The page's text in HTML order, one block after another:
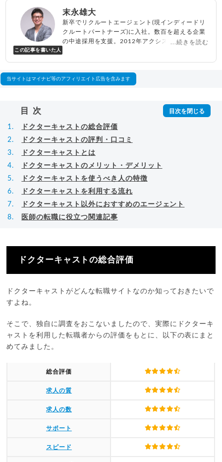
この記事を書いた人
末永雄大
新卒でリクルートエージェント(現インディードリ
クルートパートナーズ)に入社。数百を超える企業
の中途採用を支援。2012年アクシス(株)設立、代
べらない転職エージェント
...続きを読む
当サイトはマイナビ等のアフィリエイト広告を含みます
目次
ドクターキャストの総合評価
ドクターキャストの評判・口コミ
ドクターキャストとは
ドクターキャストのメリット・デメリット
ドクターキャストを使うべき人の特徴
ドクターキャストを利用する流れ
ドクターキャスト以外におすすめのエージェント
医師の転職に役立つ関連記事
ドクターキャストの総合評価
ドクターキャストがどんな転職サイトなのか知っておきたいで
すよね。
そこで、独自に調査をおこないましたので、実際にドクターキ
ャストを利用した転職者からの評価をもとに、以下の表にまと
めてみました。
総合評価
求人の質
求人の数
サポート
スピード